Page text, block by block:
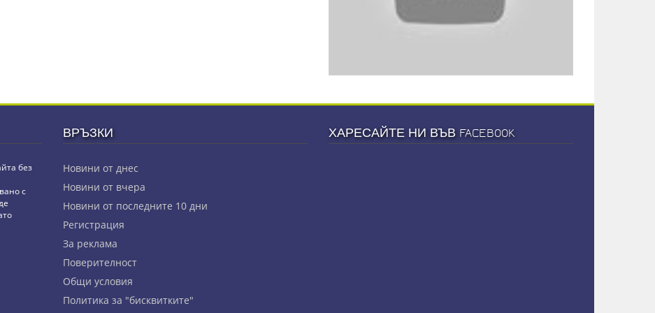
без
с
ВРЪЗКИ
Новини от днес
Новини от вчера
Новини от последните 10 дни
Регистрация
За реклама
Πoвepитeлнocт
Общи условия
Политика за "бисквитките"
ХАРЕСАЙТЕ НИ ВЪВ FACEBOOK